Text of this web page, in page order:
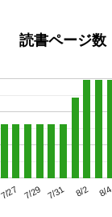
読書ページ数
7/27 7/29 7/31 8/2 8/4